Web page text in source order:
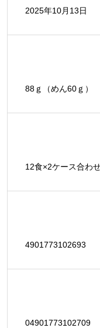
2025年10月13日
88ｇ（めん60ｇ）
12食×2ケース合わ
4901773102693
04901773102709